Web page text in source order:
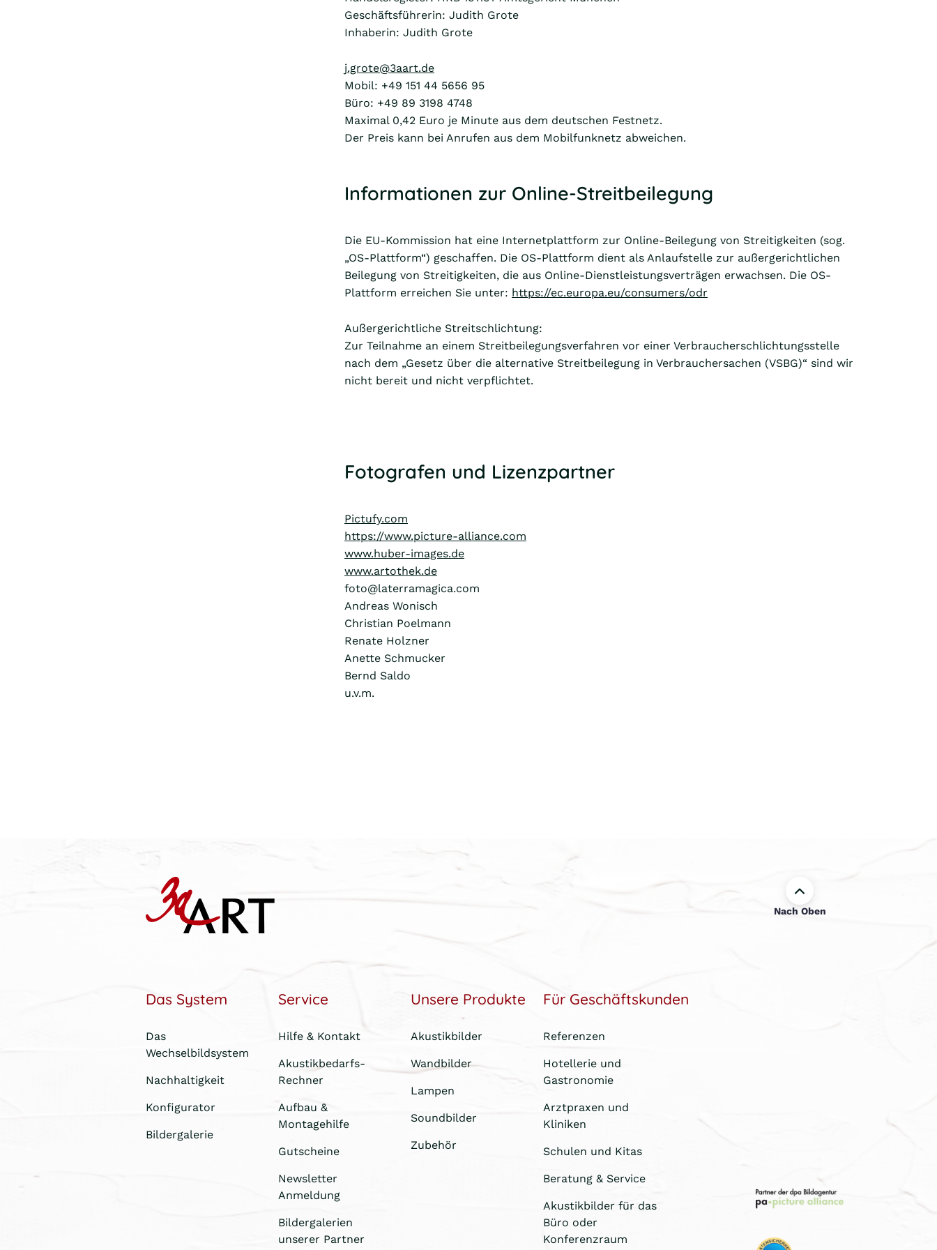
Geschäftsführerin: Judith Grote
Inhaberin: Judith Grote
j.grote@3aart.de
Mobil: +49 151 44 5656 95
Büro: +49 89 3198 4748
Maximal 0,42 Euro je Minute aus dem deutschen Festnetz.
Der Preis kann bei Anrufen aus dem Mobilfunknetz abweichen.
Informationen zur Online-Streitbeilegung
Die EU-Kommission hat eine Internetplattform zur Online-Beilegung von Streitigkeiten (sog.
„OS-Plattform“) geschaffen. Die OS-Plattform dient als Anlaufstelle zur außergerichtlichen
Beilegung von Streitigkeiten, die aus Online-Dienstleistungsverträgen erwachsen. Die OS-
Plattform erreichen Sie unter: https://ec.europa.eu/consumers/odr
Außergerichtliche Streitschlichtung:
Zur Teilnahme an einem Streitbeilegungsverfahren vor einer Verbraucherschlichtungsstelle
nach dem „Gesetz über die alternative Streitbeilegung in Verbrauchersachen (VSBG)“ sind wir
nicht bereit und nicht verpflichtet.
Fotografen und Lizenzpartner
Pictufy.com
https://www.picture-alliance.com
www.huber-images.de
www.artothek.de
foto@laterramagica.com
Andreas Wonisch
Christian Poelmann
Renate Holzner
Anette Schmucker
Bernd Saldo
u.v.m.
Nach Oben
Das System
Das
Wechselbildsystem
Nachhaltigkeit
Konfigurator
Bildergalerie
Service
Hilfe & Kontakt
Akustikbedarfs-
Rechner
Aufbau &
Montagehilfe
Gutscheine
Newsletter
Anmeldung
Bildergalerien
unserer Partner
Unsere Produkte
Akustikbilder
Wandbilder
Lampen
Soundbilder
Zubehör
Für Geschäftskunden
Referenzen
Hotellerie und
Gastronomie
Arztpraxen und
Kliniken
Schulen und Kitas
Beratung & Service
Akustikbilder für das
Büro oder
Konferenzraum